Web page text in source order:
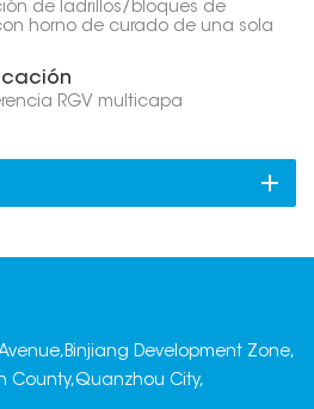
de ladrillos/bloques de
horno de curado de una sola
RGV multicapa
Development Zone,
County,Quanzhou City,